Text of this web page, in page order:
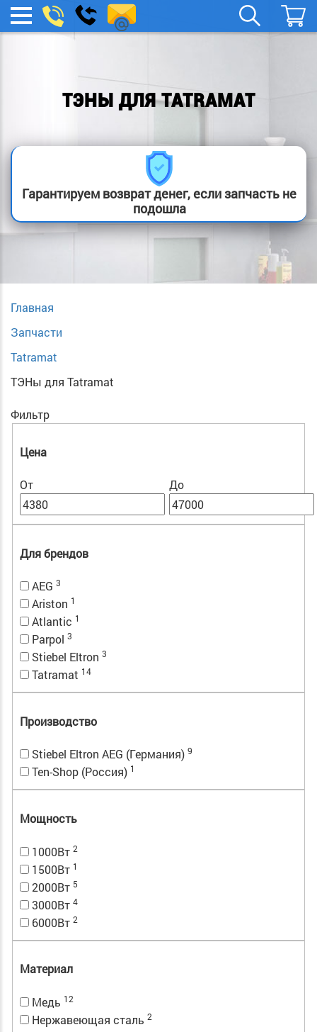
МЕНЮ
boylera@yandex.ru
Заказать
звонок
ТЭНЫ ДЛЯ TATRAMAT
Гарантируем возврат денег, если запчасть не
подошла
Главная
Запчасти
Tatramat
ТЭНы для Tatramat
Фильтр
Цена
От До
Для брендов
AEG 3
Ariston 1
Atlantic 1
Parpol 3
Stiebel Eltron 3
Tatramat 14
Производство
Stiebel Eltron AEG (Германия) 9
Ten-Shop (Россия) 1
Мощность
1000Вт 2
1500Вт 1
2000Вт 5
3000Вт 4
6000Вт 2
Материал
Медь 12
Нержавеющая сталь 2